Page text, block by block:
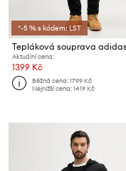
*-5 % s kódem: LST
Aktuální cena:
1399 Kč
Běžná cena:1799 Kč
Nejnižší cena:1419 Kč